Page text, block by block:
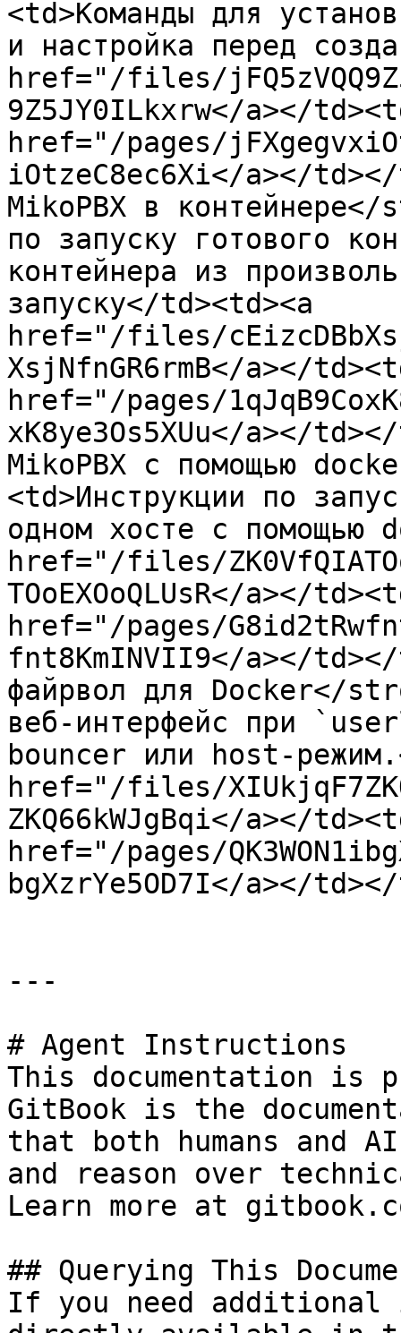
<td>Команды для
и настройка перед
href="/files/
9Z5JY0ILkxrw</a></
href="/pages/
iOtzeC8ec6Xi</a></
MikoPBX в
по запуску готового
контейнера из
запуску</td><td><a
href="/files/
XsjNfnGR6rmB</a></
href="/pages/
xK8ye3Os5XUu</a></
MikoPBX с помощью
<td>Инструкции по
одном хосте с помощью
href="/files/
TOoEXOoQLUsR</a></
href="/pages/
fnt8KmINVII9</a></
файрвол для Docker</
веб-интерфейс при
bouncer или host-
href="/files/
ZKQ66kWJgBqi</a></
href="/pages/
bgXzrYe5OD7I</a></
---
# Agent Instructions
This documentation is
GitBook is the
that both humans and
and reason over
Learn more at
## Querying This
If you need